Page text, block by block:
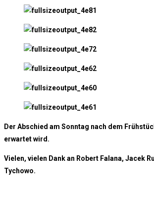
Der Abschied am Sonntag nach dem
erwartet wird.
Vielen, vielen Dank an Robert Falana, Jacek
Tychowo.